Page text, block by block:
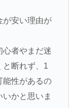
が安い理由が
心者やまだ迷
と断れず、1
能性があるの
かと思いま